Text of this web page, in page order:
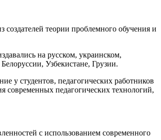
теории проблемного обучения и
на русском, украинском,
Узбекистане, Грузии.
у студентов, педагогических работников
современных педагогических технологий,
с использованием современного